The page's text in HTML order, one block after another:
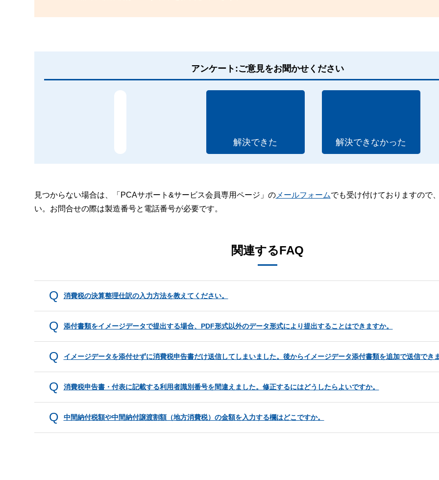
アンケート:ご意見をお聞かせください
解決できた 解決できなかった
見つからない場合は、「PCAサポート&サービス会員専用ページ」のメールフォームでも受け付けておりますので
い。お問合せの際は製造番号と電話番号が必要です。
関連するFAQ
消費税の決算整理仕訳の入力方法を教えてください。
添付書類をイメージデータで提出する場合、PDF形式以外のデータ形式により提出することはできますか。
イメージデータを添付せずに消費税申告書だけ送信してしまいました。後からイメージデータ添付書類を追加で送信でき
消費税申告書・付表に記載する利用者識別番号を間違えました。修正するにはどうしたらよいですか。
中間納付税額や中間納付譲渡割額（地方消費税）の金額を入力する欄はどこですか。